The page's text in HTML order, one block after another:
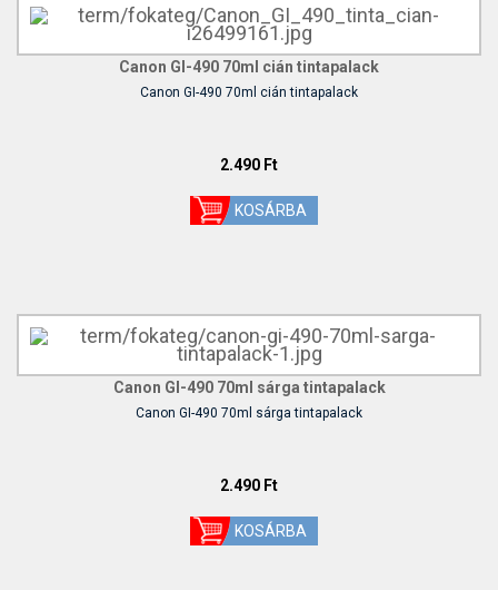
Canon GI-490 70ml cián tintapalack
Canon GI-490 70ml cián tintapalack
2.490 Ft
Canon GI-490 70ml sárga tintapalack
Canon GI-490 70ml sárga tintapalack
2.490 Ft